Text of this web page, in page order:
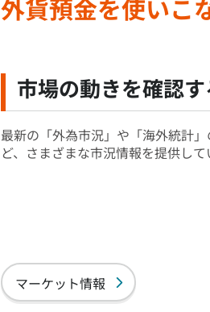
外貨預金を使いこ
市場の動きを確認
最新の「外為市況」や「海外統計
ど、さまざまな市況情報を提供して
マーケット情報